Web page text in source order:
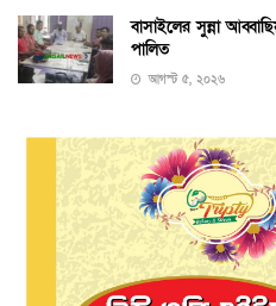
বাসাইলের সুন্না
পালিত
আগস্ট ৫, ২০২৬